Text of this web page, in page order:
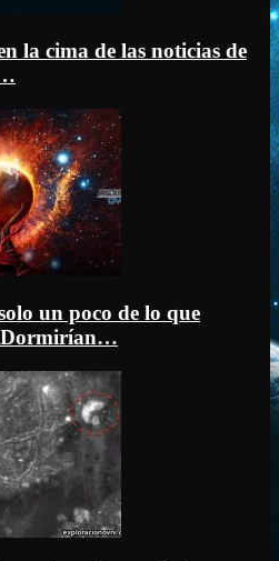
la cima de las noticias de
un poco de lo que
Dormirían…